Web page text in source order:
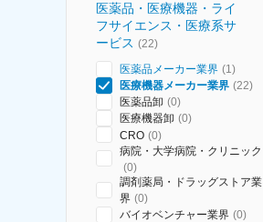
医薬品・医療機器・ライ
フサイエンス・医療系サ
ービス (22)
医薬品メーカー業界 (1)
医療機器メーカー業界 (22)
医薬品卸 (0)
医療機器卸 (0)
CRO (0)
病院・大学病院・クリニック
(0)
調剤薬局・ドラッグストア業
界 (0)
バイオベンチャー業界 (0)